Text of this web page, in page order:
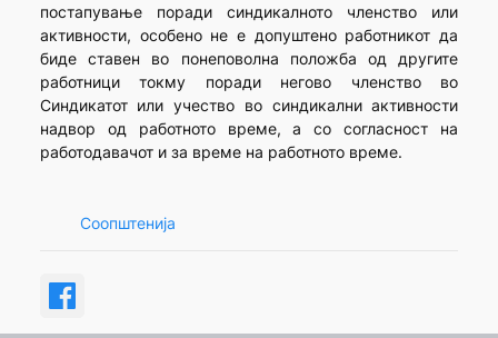
постапување поради синдикалното членство или
активности, особено не е допуштено работникот да
биде ставен во понеповолна положба од другите
работници токму поради негово членство во
Синдикатот или учество во синдикални активности
надвор од работното време, а со согласност на
работодавачот и за време на работното време.
Соопштенија